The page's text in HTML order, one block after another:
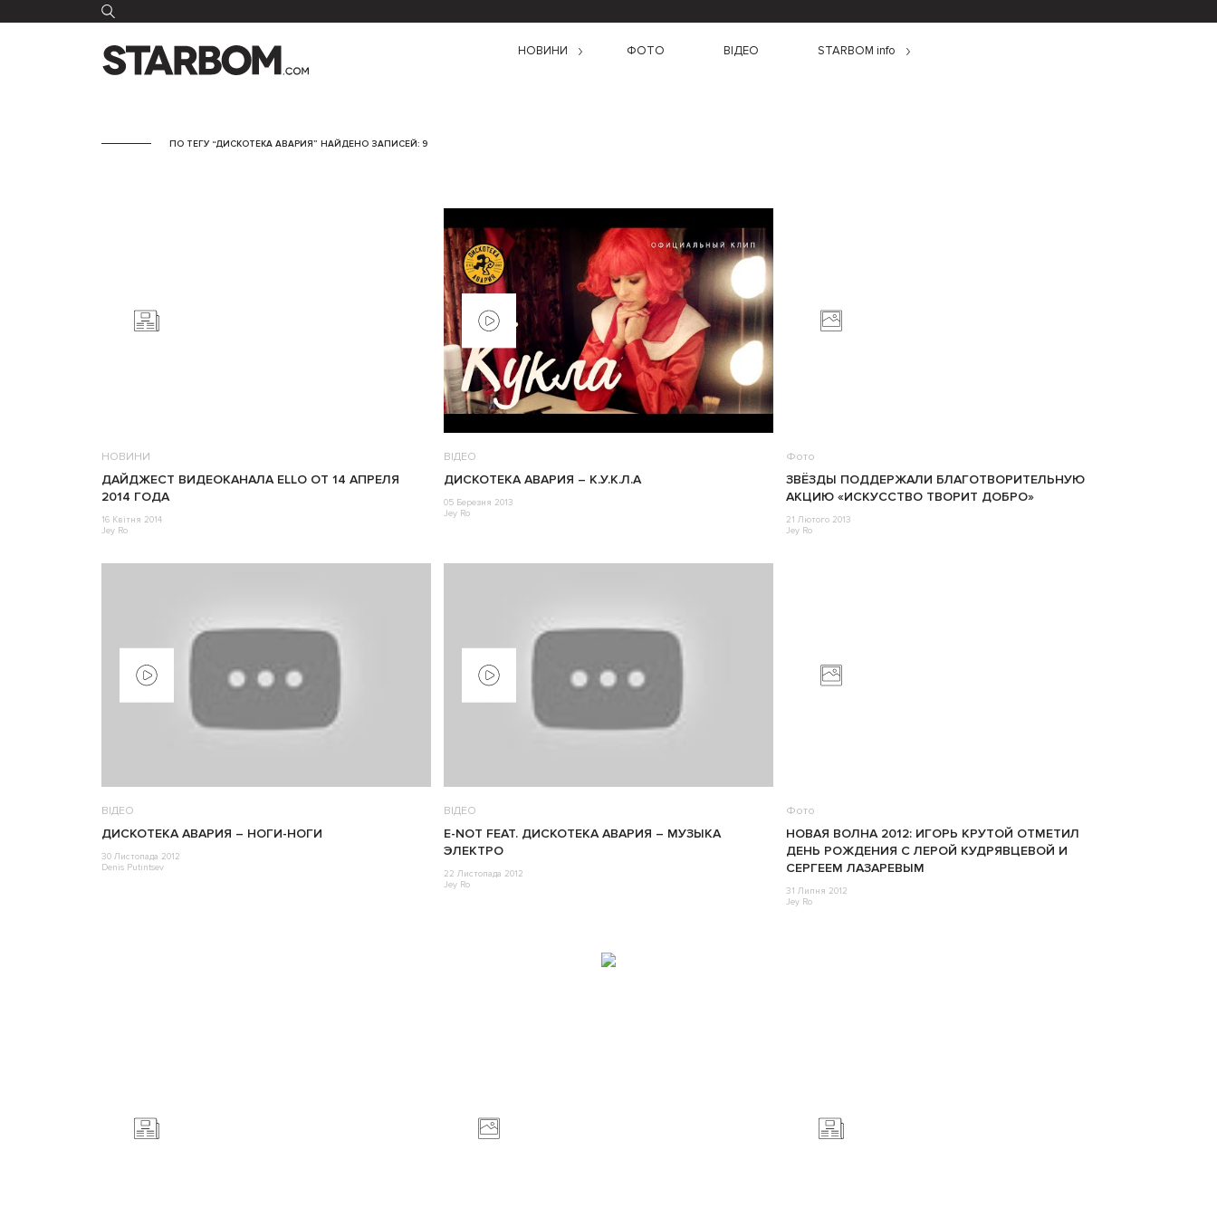
НОВИНИ ФОТО ВІДЕО STARBOM info
ПО ТЕГУ “ДИСКОТЕКА АВАРИЯ” НАЙДЕНО ЗАПИСЕЙ: 9
НОВИНИ
ДАЙДЖЕСТ ВИДЕОКАНАЛА ELLO ОТ 14 АПРЕЛЯ
2014 ГОДА
16 Квітня 2014
Jey Ro
ВІДЕО
ДИСКОТЕКА АВАРИЯ – К.У.К.Л.А
05 Березня 2013
Jey Ro
Фото
ЗВЁЗДЫ ПОДДЕРЖАЛИ БЛАГОТВОРИТЕЛЬНУЮ
АКЦИЮ «ИСКУССТВО ТВОРИТ ДОБРО»
21 Лютого 2013
Jey Ro
ВІДЕО
ДИСКОТЕКА АВАРИЯ – НОГИ-НОГИ
30 Листопада 2012
Denis Putintsev
ВІДЕО
E-NOT FEAT. ДИСКОТЕКА АВАРИЯ – МУЗЫКА
ЭЛЕКТРО
22 Листопада 2012
Jey Ro
Фото
НОВАЯ ВОЛНА 2012: ИГОРЬ КРУТОЙ ОТМЕТИЛ
ДЕНЬ РОЖДЕНИЯ С ЛЕРОЙ КУДРЯВЦЕВОЙ И
СЕРГЕЕМ ЛАЗАРЕВЫМ
31 Липня 2012
Jey Ro